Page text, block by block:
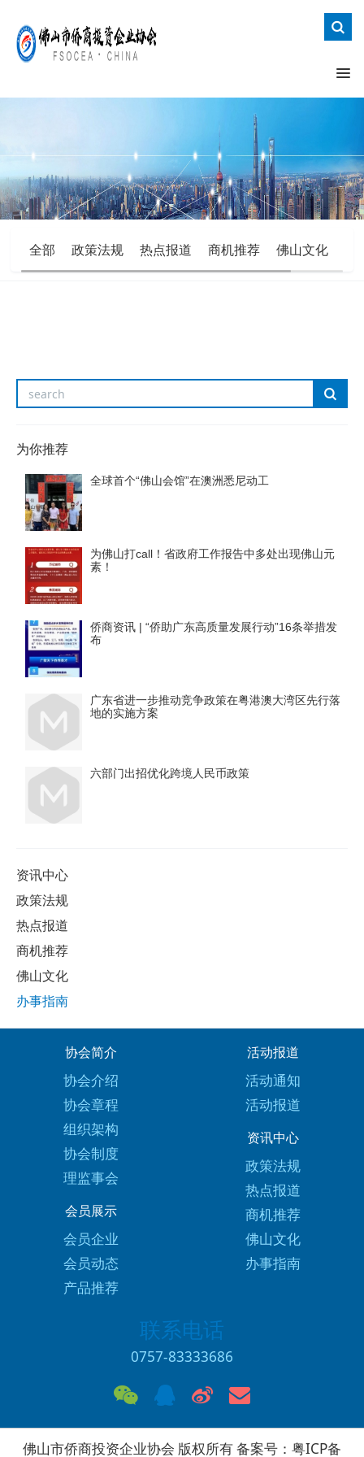
全部 政策法规 热点报道 商机推荐 佛山文化
为你推荐
全球首个“佛山会馆”在澳洲悉尼动工
为佛山打call！省政府工作报告中多处出现佛山元
素！
侨商资讯 | “侨助广东高质量发展行动”16条举措发
布
广东省进一步推动竞争政策在粤港澳大湾区先行落
地的实施方案
六部门出招优化跨境人民币政策
资讯中心
政策法规
热点报道
商机推荐
佛山文化
办事指南
协会简介
协会介绍
协会章程
组织架构
协会制度
理监事会
活动报道
活动通知
活动报道
资讯中心
政策法规
热点报道
商机推荐
佛山文化
办事指南
会员展示
会员企业
会员动态
产品推荐
联系电话
0757-83333686
佛山市侨商投资企业协会 版权所有 备案号： 粤ICP备